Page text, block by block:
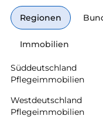
Regionen
Immobilien
Süddeutschland
Pflegeimmobilien
Westdeutschland
Pflegeimmobilien